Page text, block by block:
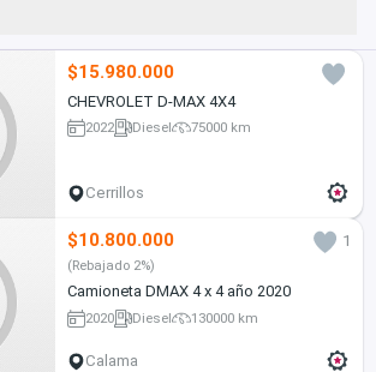
$15.980.000
CHEVROLET D-MAX 4X4
2022 Diesel 75000 km
Cerrillos
$10.800.000 1
(Rebajado 2%)
Camioneta DMAX 4 x 4 año 2020
2020 Diesel 130000 km
Calama